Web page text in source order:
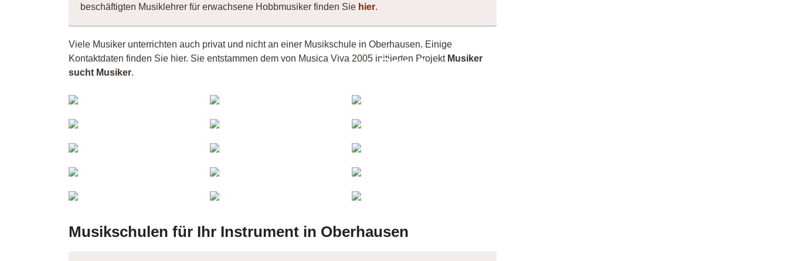
beschäftigten Musiklehrer für erwachsene Hobbmusiker finden Sie hier.
Viele Musiker unterrichten auch privat und nicht an einer Musikschule in Oberhausen. Einige
Kontaktdaten finden Sie hier. Sie entstammen dem von Musica Viva 2005 initiierten Projekt Musiker
sucht Musiker.
Pop &
Musikschulen für Ihr Instrument in Oberhausen